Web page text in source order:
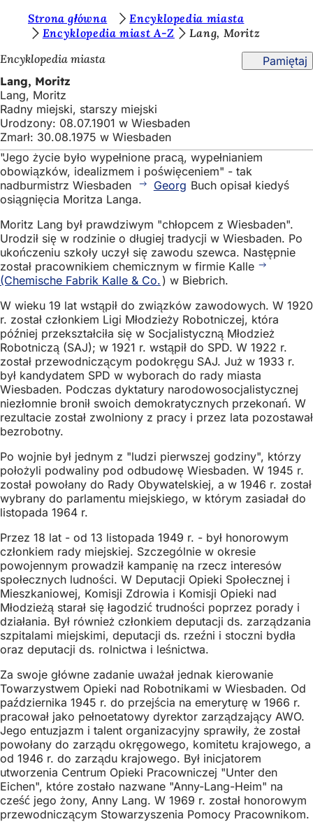
Przejdź do treści
s
t
e
ś
t
u
t
a
j
:
Strona główna
Encyklopedia miasta
Encyklopedia miast A-Z
Lang, Moritz
Encyklopedia miasta
Pamiętaj
Lang, Moritz
Lang, Moritz
Radny miejski, starszy miejski
Urodzony: 08.07.1901 w Wiesbaden
Zmarł: 30.08.1975 w Wiesbaden
"Jego życie było wypełnione pracą, wypełnianiem
obowiązków, idealizmem i poświęceniem" - tak
nadburmistrz Wiesbaden
Georg Buch opisał kiedyś
osiągnięcia Moritza Langa.
Moritz Lang był prawdziwym "chłopcem z Wiesbaden".
Urodził się w rodzinie o długiej tradycji w Wiesbaden. Po
ukończeniu szkoły uczył się zawodu szewca. Następnie
został pracownikiem chemicznym w firmie Kalle
(Chemische Fabrik Kalle & Co. ) w Biebrich.
W wieku 19 lat wstąpił do związków zawodowych. W 1920
r. został członkiem Ligi Młodzieży Robotniczej, która
później przekształciła się w Socjalistyczną Młodzież
Robotniczą (SAJ); w 1921 r. wstąpił do SPD. W 1922 r.
został przewodniczącym podokręgu SAJ. Już w 1933 r.
był kandydatem SPD w wyborach do rady miasta
Wiesbaden. Podczas dyktatury narodowosocjalistycznej
niezłomnie bronił swoich demokratycznych przekonań. W
rezultacie został zwolniony z pracy i przez lata pozostawał
bezrobotny.
Po wojnie był jednym z "ludzi pierwszej godziny", którzy
położyli podwaliny pod odbudowę Wiesbaden. W 1945 r.
został powołany do Rady Obywatelskiej, a w 1946 r. został
wybrany do parlamentu miejskiego, w którym zasiadał do
listopada 1964 r.
Przez 18 lat - od 13 listopada 1949 r. - był honorowym
członkiem rady miejskiej. Szczególnie w okresie
powojennym prowadził kampanię na rzecz interesów
społecznych ludności. W Deputacji Opieki Społecznej i
Mieszkaniowej, Komisji Zdrowia i Komisji Opieki nad
Młodzieżą starał się łagodzić trudności poprzez porady i
działania. Był również członkiem deputacji ds. zarządzania
szpitalami miejskimi, deputacji ds. rzeźni i stoczni bydła
oraz deputacji ds. rolnictwa i leśnictwa.
Za swoje główne zadanie uważał jednak kierowanie
Towarzystwem Opieki nad Robotnikami w Wiesbaden. Od
października 1945 r. do przejścia na emeryturę w 1966 r.
pracował jako pełnoetatowy dyrektor zarządzający AWO.
Jego entuzjazm i talent organizacyjny sprawiły, że został
powołany do zarządu okręgowego, komitetu krajowego, a
od 1946 r. do zarządu krajowego. Był inicjatorem
utworzenia Centrum Opieki Pracowniczej "Unter den
Eichen", które zostało nazwane "Anny-Lang-Heim" na
cześć jego żony, Anny Lang. W 1969 r. został honorowym
przewodniczącym Stowarzyszenia Pomocy Pracownikom.